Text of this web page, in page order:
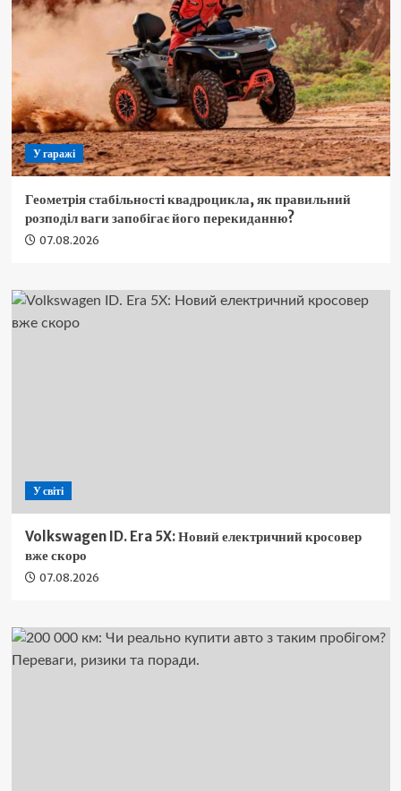
У гаражі
Геометрія стабільності квадроцикла, як правильний
розподіл ваги запобігає його перекиданню?
07.08.2026
У світі
Volkswagen ID. Era 5X: Новий електричний кросовер
вже скоро
07.08.2026